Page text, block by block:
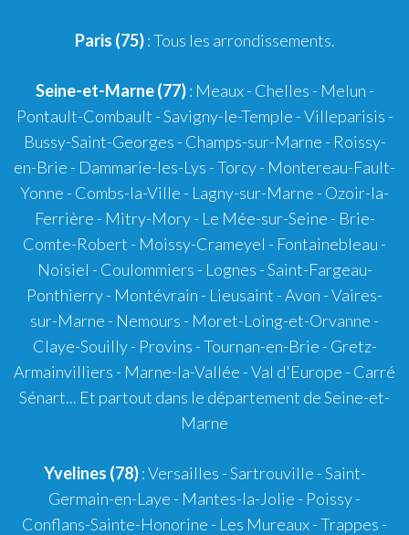
Paris (75): Tous les arrondissements.
Seine-et-Marne (77): Meaux - Chelles - Melun -
Pontault-Combault - Savigny-le-Temple - Villeparisis -
Bussy-Saint-Georges - Champs-sur-Marne - Roissy-
en-Brie - Dammarie-les-Lys - Torcy - Montereau-Fault-
Yonne - Combs-la-Ville - Lagny-sur-Marne - Ozoir-la-
Ferrière - Mitry-Mory - Le Mée-sur-Seine - Brie-
Comte-Robert - Moissy-Crameyel - Fontainebleau -
Noisiel - Coulommiers - Lognes - Saint-Fargeau-
Ponthierry - Montévrain - Lieusaint - Avon - Vaires-
sur-Marne - Nemours - Moret-Loing-et-Orvanne -
Claye-Souilly - Provins - Tournan-en-Brie - Gretz-
Armainvilliers - Marne-la-Vallée - Val d'Europe - Carré
Sénart... Et partout dans le département de Seine-et-
Marne
Yvelines (78): Versailles - Sartrouville - Saint-
Germain-en-Laye - Mantes-la-Jolie - Poissy -
Conflans-Sainte-Honorine - Les Mureaux - Trappes -